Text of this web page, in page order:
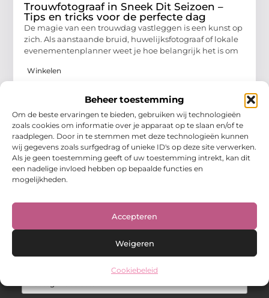
Beheer toestemming
Om de beste ervaringen te bieden, gebruiken wij technologieën
zoals cookies om informatie over je apparaat op te slaan en/of te
raadplegen. Door in te stemmen met deze technologieën kunnen
wij gegevens zoals surfgedrag of unieke ID's op deze site verwerken.
Als je geen toestemming geeft of uw toestemming intrekt, kan dit
een nadelige invloed hebben op bepaalde functies en
mogelijkheden.
Accepteren
Weigeren
Cookiebeleid
Trouwfotograaf in Sneek Dit Seizoen –
Tips en tricks voor de perfecte dag
De magie van een trouwdag vastleggen is een kunst op
zich. Als aanstaande bruid, huwelijksfotograaf of lokale
evenementenplanner weet je hoe belangrijk het is om
Winkelen
Over Hot spark
dagelijks leven.
handige adviezen en verrassende inzichten om elke dag
Bericht categorie